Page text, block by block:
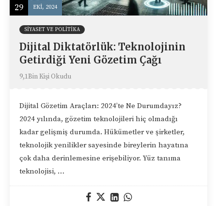
29 EKI, 2024
SIYASET VE POLITIKA
Dijital Diktatörlük: Teknolojinin
Getirdiği Yeni Gözetim Çağı
9,1Bin Kişi Okudu
Dijital Gözetim Araçları: 2024’te Ne Durumdayız?
2024 yılında, gözetim teknolojileri hiç olmadığı
kadar gelişmiş durumda. Hükümetler ve şirketler,
teknolojik yenilikler sayesinde bireylerin hayatına
çok daha derinlemesine erişebiliyor. Yüz tanıma
teknolojisi, …